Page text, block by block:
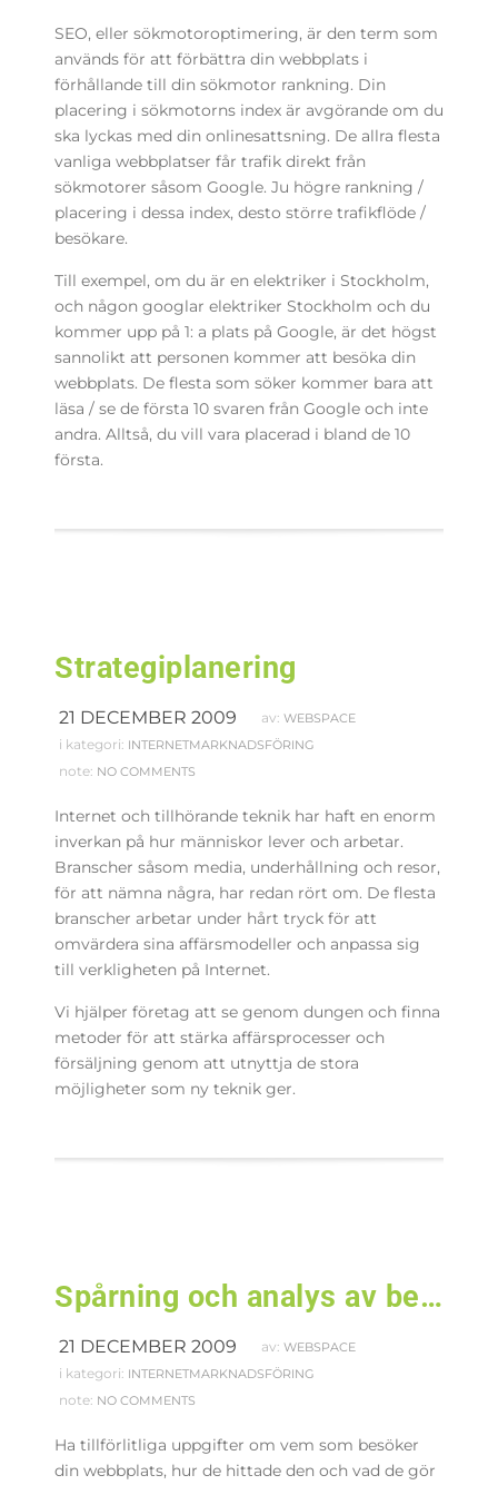
SEO, eller sökmotoroptimering, är den term som
används för att förbättra din webbplats i
förhållande till din sökmotor rankning. Din
placering i sökmotorns index är avgörande om du
ska lyckas med din onlinesattsning. De allra flesta
vanliga webbplatser får trafik direkt från
sökmotorer såsom Google. Ju högre rankning /
placering i dessa index, desto större trafikflöde /
besökare.
Till exempel, om du är en elektriker i Stockholm,
och någon googlar elektriker Stockholm och du
kommer upp på 1: a plats på Google, är det högst
sannolikt att personen kommer att besöka din
webbplats. De flesta som söker kommer bara att
läsa / se de första 10 svaren från Google och inte
andra. Alltså, du vill vara placerad i bland de 10
första.
Strategiplanering
21 DECEMBER 2009 av: WEBSPACE
i kategori: INTERNETMARKNADSFÖRING
note: NO COMMENTS
Internet och tillhörande teknik har haft en enorm
inverkan på hur människor lever och arbetar.
Branscher såsom media, underhållning och resor,
för att nämna några, har redan rört om. De flesta
branscher arbetar under hårt tryck för att
omvärdera sina affärsmodeller och anpassa sig
till verkligheten på Internet.
Vi hjälper företag att se genom dungen och finna
metoder för att stärka affärsprocesser och
försäljning genom att utnyttja de stora
möjligheter som ny teknik ger.
Spårning och analys av besökare
21 DECEMBER 2009 av: WEBSPACE
i kategori: INTERNETMARKNADSFÖRING
note: NO COMMENTS
Ha tillförlitliga uppgifter om vem som besöker
din webbplats, hur de hittade den och vad de gör